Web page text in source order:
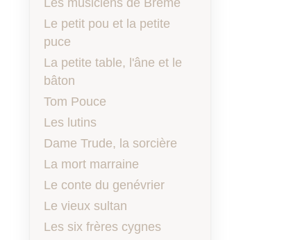
Les musiciens de Brême
Le petit pou et la petite
puce
La petite table, l'âne et le
bâton
Tom Pouce
Les lutins
Dame Trude, la sorcière
La mort marraine
Le conte du genévrier
Le vieux sultan
Les six frères cygnes